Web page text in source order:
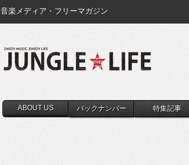
音楽メディア・フリーマガジン
ABOUT US バックナンバー 特集記事